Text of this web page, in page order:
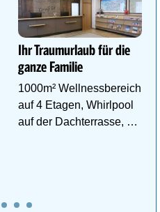
Ihr Traumurlaub für die
ganze Familie
1000m² Wellnessbereich
auf 4 Etagen, Whirlpool
auf der Dachterrasse, 4